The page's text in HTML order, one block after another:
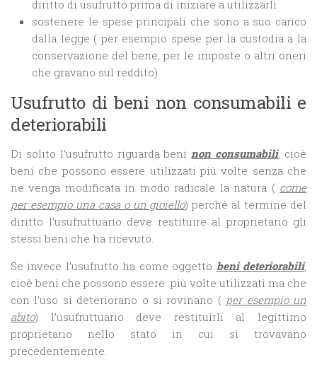
diritto di usufrutto prima di iniziare a utilizzarli
sostenere le spese principali che sono a suo carico
dalla legge ( per esempio spese per la custodia a la
conservazione del bene, per le imposte o altri oneri
che gravano sul reddito)
Usufrutto di beni non consumabili e
deteriorabili
Di solito l’usufrutto riguarda beninon consumabili, cioè
beni che possono essere utilizzati più volte senza che
ne venga modificata in modo radicale la natura ( come
per esempio una casa o un gioiello) perché al termine del
diritto l’usufruttuario deve restituire al proprietario gli
stessi beni che ha ricevuto.
Se invece l’usufrutto ha come oggetto beni deteriorabili,
cioè beni che possono essere più volte utilizzati ma che
con l’uso si deteriorano o si rovinano ( per esempio un
abito) l’usufruttuario deve restituirli al legittimo
proprietario nello stato in cui si trovavano
precedentemente.